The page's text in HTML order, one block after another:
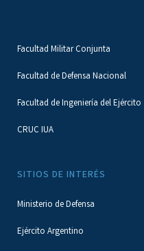
Facultad Militar Conjunta
Facultad de Defensa Nacional
Facultad de Ingeniería del Ejército
CRUC IUA
SITIOS DE INTERÉS
Ministerio de Defensa
Ejército Argentino